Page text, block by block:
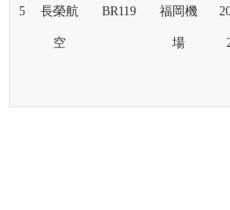
5 長榮航
空
BR119 福岡機
場